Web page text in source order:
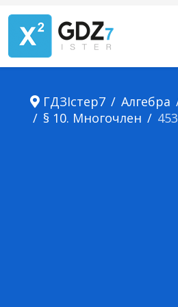
ГДЗІстер7 Алгебра
§ 10. Многочлен
453